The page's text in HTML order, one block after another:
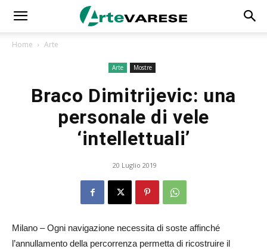
Home Arte
Arte Mostre
Braco Dimitrijevic: una
personale di vele
‘intellettuali’
20 Luglio 2019
Milano – Ogni navigazione necessita di soste affinché
l’annullamento della percorrenza permetta di ricostruire il